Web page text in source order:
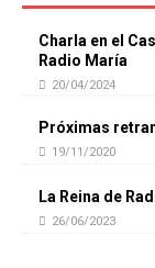
Charla en el
Radio María
20/04/2024
Próximas
19/11/2020
La Reina de
26/06/2023